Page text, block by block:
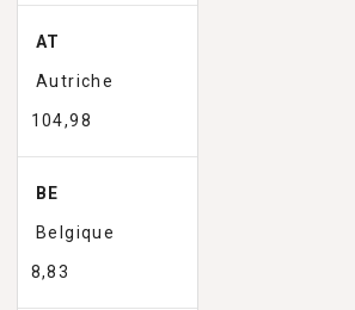
AT
Autriche
104,98
BE
Belgique
8,83